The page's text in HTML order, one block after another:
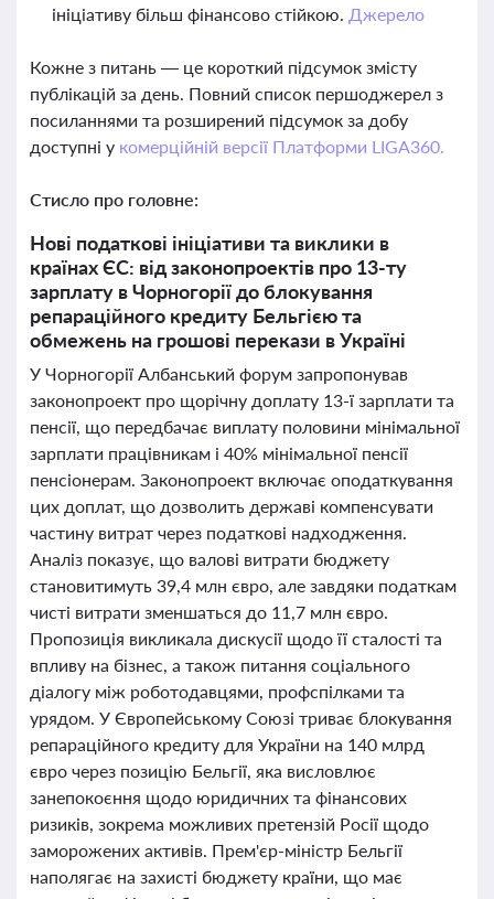
ініціативу більш фінансово стійкою. Джерело
Кожне з питань — це короткий підсумок змісту
публікацій за день. Повний список першоджерел з
посиланнями та розширений підсумок за добу
доступні у комерційній версії Платформи LIGA360.
Стисло про головне:
Нові податкові ініціативи та виклики в
країнах ЄС: від законопроектів про 13-ту
зарплату в Чорногорії до блокування
репараційного кредиту Бельгією та
обмежень на грошові перекази в Україні
У Чорногорії Албанський форум запропонував
законопроект про щорічну доплату 13-ї зарплати та
пенсії, що передбачає виплату половини мінімальної
зарплати працівникам і 40% мінімальної пенсії
пенсіонерам. Законопроект включає оподаткування
цих доплат, що дозволить державі компенсувати
частину витрат через податкові надходження.
Аналіз показує, що валові витрати бюджету
становитимуть 39,4 млн євро, але завдяки податкам
чисті витрати зменшаться до 11,7 млн євро.
Пропозиція викликала дискусії щодо її сталості та
впливу на бізнес, а також питання соціального
діалогу між роботодавцями, профспілками та
урядом. У Європейському Союзі триває блокування
репараційного кредиту для України на 140 млрд
євро через позицію Бельгії, яка висловлює
занепокоєння щодо юридичних та фінансових
ризиків, зокрема можливих претензій Росії щодо
заморожених активів. Прем'єр-міністр Бельгії
наполягає на захисті бюджету країни, що має